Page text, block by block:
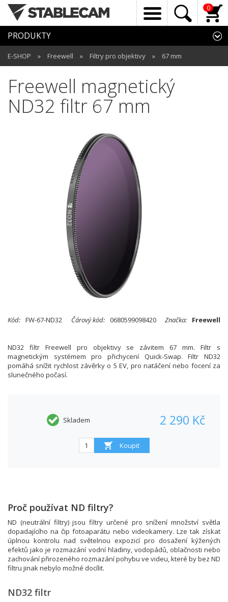
0
PRODUKTY
E-SHOP » Freewell » Filtry pro objektivy » 67 mm
Freewell magnetický
ND32 filtr 67 mm
Kód: FW-67-ND32 Čárový kód: 0680599098420 Značka: Freewell
ND32 filtr Freewell pro objektivy se závitem 67 mm. Filtr s
magnetickým systémem pro přichycení Quick-Swap. Filtr ND32
pomáhá snížit rychlost závěrky o 5 EV, pro natáčení nebo focení za
slunečného počasí.
Skladem 2 290 Kč
Proč používat ND filtry?
ND (neutrální filtry) jsou filtry určené pro snížení množství světla
dopadajícího na čip fotoaparátu nebo videokamery. Lze tak získat
úplnou kontrolu nad světelnou expozicí pro dosažení kýžených
efektů jako je rozmazání vodní hladiny, vodopádů, oblačnosti nebo
zachování přirozeného rozmazání pohybu ve videu, které by bez ND
filtru jinak nebylo možné docílit.
ND32 filtr